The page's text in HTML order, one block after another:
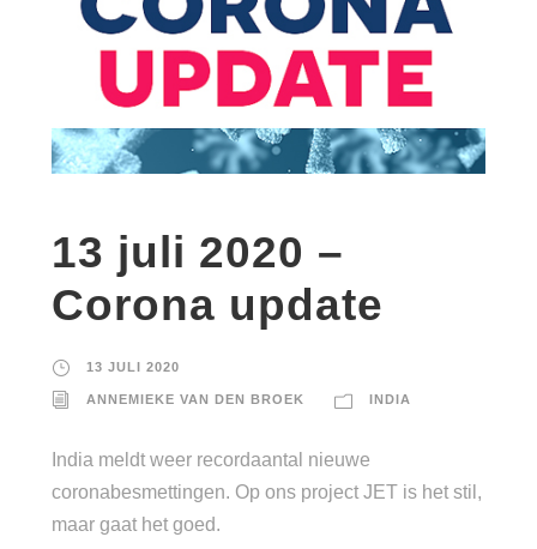
13 juli 2020 –
Corona update
13 JULI 2020
ANNEMIEKE VAN DEN BROEK INDIA
India meldt weer recordaantal nieuwe
coronabesmettingen. Op ons project JET is het stil,
maar gaat het goed.